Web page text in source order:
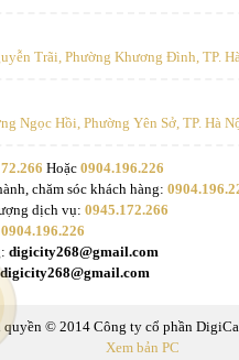
Trãi, Phường Khương Đình, TP.
Ngọc Hồi, Phường Yên Sở, TP. Hà
Hoặc 0904.196.226
chăm sóc khách hàng:
dịch vụ: 0945.172.266
0904.196.226
digicity268@gmail.com
digicity268@gmail.com
quyền © 2014 Công ty cổ phần
Xem bản PC